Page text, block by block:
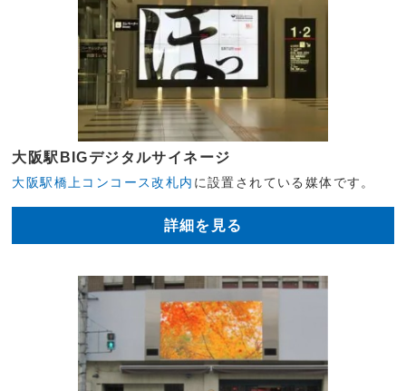
大阪駅BIGデジタルサイネージ
大阪駅橋上コンコース改札内 に設置されている媒体です。
詳細を見る